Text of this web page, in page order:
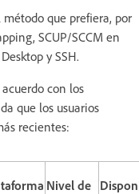
que prefiera, por
SCUP/SCCM en
y SSH.
con los
que los usuarios
recientes:
Nivel de